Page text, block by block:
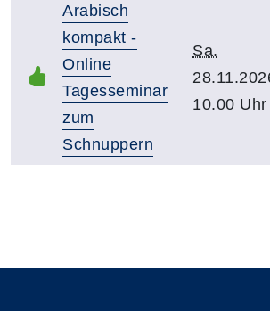
Arabisch
kompakt -
Online
Tagesseminar
zum
Schnuppern
Sa.
10.00 Uhr